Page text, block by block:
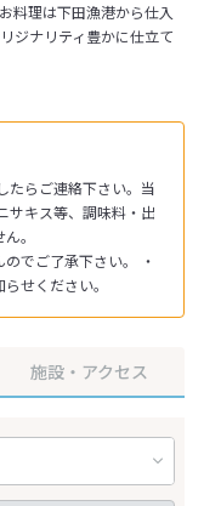
たらご連絡下さい。当
サキス等、調味料・出
。
でご了承下さい。 ・
せください。
料理は下田漁港から仕入
ジナリティ豊かに仕立て
施設・アクセス